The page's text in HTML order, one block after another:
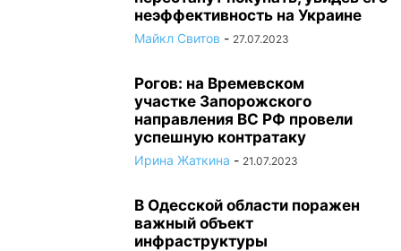
неэффективность на Украине
Майкл Свитов - 27.07.2023
Рогов: на Времевском
участке Запорожского
направления ВС РФ провели
успешную контратаку
Ирина Жаткина - 21.07.2023
В Одесской области поражен
важный объект
инфраструктуры